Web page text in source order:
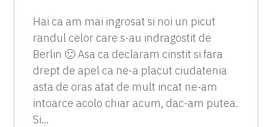
Hai ca am mai ingrosat si noi un picut
randul celor care s-au indragostit de
Berlin 🙂 Asa ca declaram cinstit si fara
drept de apel ca ne-a placut ciudatenia
asta de oras atat de mult incat ne-am
intoarce acolo chiar acum, dac-am putea.
Si…